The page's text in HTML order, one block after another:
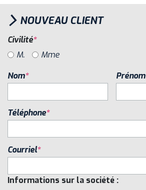
› NOUVEAU CLIENT
Civilité
M.
Mme
Nom
Prénom
Téléphone
Courriel
Informations sur la société :